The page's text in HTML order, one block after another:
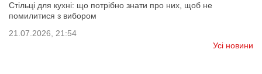
Стільці для кухні: що потрібно знати про них, щоб не
помилитися з вибором
21.07.2026, 21:54
Усі новини